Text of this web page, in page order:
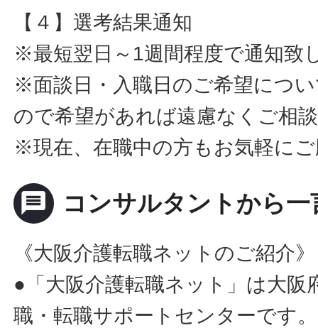
【４】選考結果通知
※最短翌日～1週間程度で通知致
※面談日・入職日のご希望につ
ので希望があれば遠慮なくご相
※現在、在職中の方もお気軽に
message コンサルタントから一
《大阪介護転職ネットのご紹介》
●「大阪介護転職ネット」は大阪
職・転職サポートセンターです